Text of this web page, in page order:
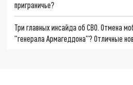
приграничье?
Три главных инсайда об СВО. Отмена
"генерала Армагеддона"? Отличные